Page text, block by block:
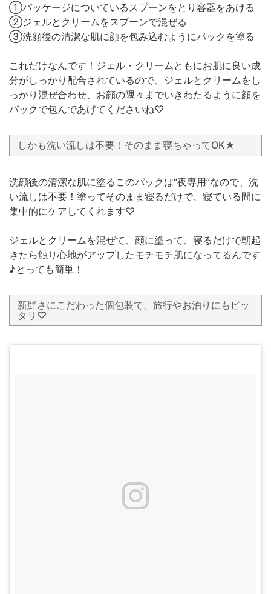
①パッケージについているスプーンをとり容器をあける
②ジェルとクリームをスプーンで混ぜる
③洗顔後の清潔な肌に顔を包み込むようにパックを塗る
これだけなんです！ジェル・クリームともにお肌に良い成
分がしっかり配合されているので、ジェルとクリームをし
っかり混ぜ合わせ、お顔の隅々までいきわたるように顔を
パックで包んであげてくださいね♡
しかも洗い流しは不要！そのまま寝ちゃってOK★
洗顔後の清潔な肌に塗るこのパックは“夜専用”なので、洗
い流しは不要！塗ってそのまま寝るだけで、寝ている間に
集中的にケアしてくれます♡
ジェルとクリームを混ぜて、顔に塗って、寝るだけで朝起
きたら触り心地がアップしたモチモチ肌になってるんです
♪とっても簡単！
新鮮さにこだわった個包装で、旅行やお泊りにもピッ
タリ♡